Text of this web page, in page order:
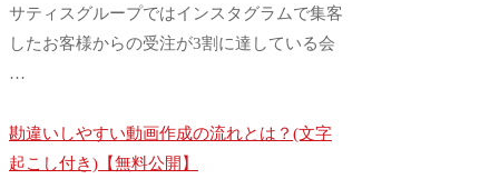
サティスグループではインスタグラムで集客
したお客様からの受注が3割に達している会
…
勘違いしやすい動画作成の流れとは？(文字
起こし付き)【無料公開】